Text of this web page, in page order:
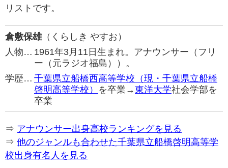
リストです。
倉敷保雄（くらしき やすお）
人物… 1961年3月11日生まれ。アナウンサー（フリ
ー（元ラジオ福島））。
学歴… 千葉県立船橋西高等学校（現・千葉県立船橋
啓明高等学校） を卒業→東洋大学社会学部を
卒業
⇒ アナウンサー出身高校ランキングを見る
⇒ 他のジャンルも合わせた千葉県立船橋啓明高等学
校出身有名人を見る